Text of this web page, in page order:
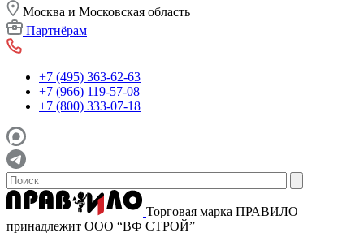
Москва и Московская область
Партнёрам
+7 (495) 363-62-63
+7 (966) 119-57-08
+7 (800) 333-07-18
Торговая марка ПРАВИЛО
принадлежит ООО “ВФ СТРОЙ”